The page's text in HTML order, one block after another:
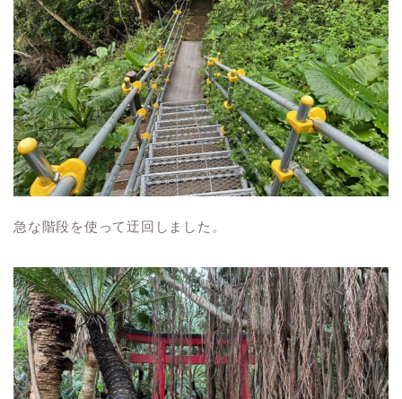
急な階段を使って迂回しました。